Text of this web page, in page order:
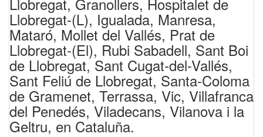
Llobregat-(L), Igualada, Manresa,
Mataró, Mollet del Vallés, Prat de
Llobregat-(El), Rubi Sabadell, Sant Boi
de Llobregat, Sant Cugat-del-Vallés,
Sant Feliú de Llobregat, Santa-Coloma
de Gramenet, Terrassa, Vic, Villafranca
del Penedés, Viladecans, Vilanova i la
Geltru, en Cataluña.